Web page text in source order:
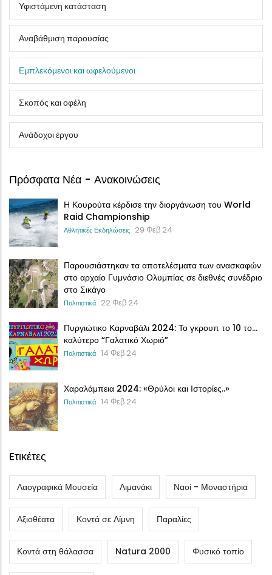
Υφιστάμενη κατάσταση
Αναβάθμιση παρουσίας
Εμπλεκόμενοι και ωφελούμενοι
Σκοπός και οφέλη
Ανάδοχοι έργου
Πρόσφατα Νέα - Ανακοινώσεις
Η Κουρούτα κέρδισε την διοργάνωση του World
Raid Championship
Αθλητικές Εκδηλώσεις 29 Φεβ 24
Παρουσιάστηκαν τα αποτελέσματα των ανασκαφών
στο αρχαίο Γυμνάσιο Ολυμπίας σε διεθνές συνέδριο
στο Σικάγο
Πολιτιστικά 22 Φεβ 24
Πυργιώτικο Καρναβάλι 2024: Το γκρουπ το 10 το…
καλύτερο “Γαλατικό Χωριό”
Πολιτιστικά 14 Φεβ 24
Χαραλάμπεια 2024: «Θρύλοι και Ιστορίες..»
Πολιτιστικά 14 Φεβ 24
Eτικέτες
Λαογραφικά Μουσεία Λιμανάκι Ναοί - Μοναστήρια
Αξιοθέατα Κοντά σε Λίμνη Παραλίες
Κοντά στη θάλασσα Natura 2000 Φυσικό τοπίο